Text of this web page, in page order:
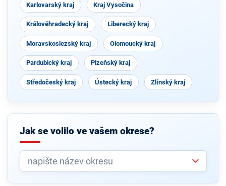
Karlovarský kraj Kraj Vysočina
Královéhradecký kraj Liberecký kraj
Moravskoslezský kraj Olomoucký kraj
Pardubický kraj Plzeňský kraj
Středočeský kraj Ústecký kraj Zlínský kraj
Jak se volilo ve vašem okrese?